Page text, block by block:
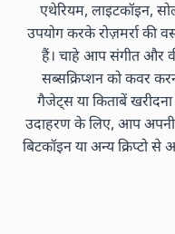
एथेरियम, लाइटकॉइन,
उपयोग करके रोज़मर्रा की
हैं। चाहे आप संगीत और
सब्सक्रिप्शन को कवर
गैजेट्स या किताबें
उदाहरण के लिए, आप
बिटकॉइन या अन्य क्रिप्टो